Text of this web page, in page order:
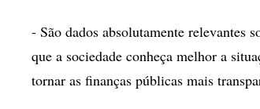
- São dados absolutamente relevantes
que a sociedade conheça melhor a
tornar as finanças públicas mais